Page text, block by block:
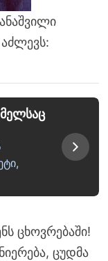
ცხოვრებაში!
ცუდმა